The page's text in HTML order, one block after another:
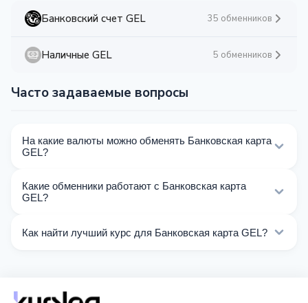
Банковский счет GEL 35 обменников
Наличные GEL 5 обменников
Часто задаваемые вопросы
На какие валюты можно обменять Банковская карта
GEL?
Банковская карта GEL. Выберите нужное
Какие обменники работают с Банковская карта
GEL?
операции с Банковская карта GEL.
Как найти лучший курс для Банковская карта GEL?
обновляются в реальном времени.